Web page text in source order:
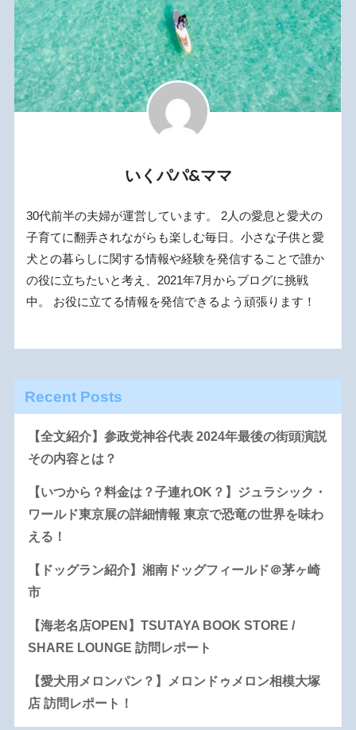
いくパパ&ママ
30代前半の夫婦が運営しています。 2人の愛息と愛犬の
子育てに翻弄されながらも楽しむ毎日。小さな子供と愛
犬との暮らしに関する情報や経験を発信することで誰か
の役に立ちたいと考え、2021年7月からブログに挑戦
中。 お役に立てる情報を発信できるよう頑張ります！
Recent Posts
【全文紹介】参政党神谷代表 2024年最後の街頭演説
その内容とは？
【いつから？料金は？子連れOK？】ジュラシック・
ワールド東京展の詳細情報 東京で恐竜の世界を味わ
える！
【ドッグラン紹介】湘南ドッグフィールド＠茅ヶ崎
市
【海老名店OPEN】TSUTAYA BOOK STORE /
SHARE LOUNGE 訪問レポート
【愛犬用メロンパン？】メロンドゥメロン相模大塚
店 訪問レポート！